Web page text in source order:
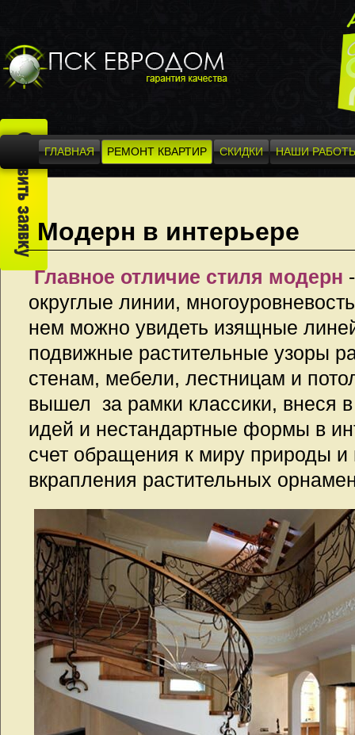
ГЛАВНАЯ РЕМОНТ КВАРТИР СКИДКИ НАШИ
Модерн в интерьере
Главное отличие стиля модерн
округлые линии,
нем можно увидеть изящные
подвижные растительные узоры
стенам, мебели, лестницам и
вышел за рамки классики, внеся
идей и нестандартные формы в
счет обращения к миру природы и
вкрапления растительных